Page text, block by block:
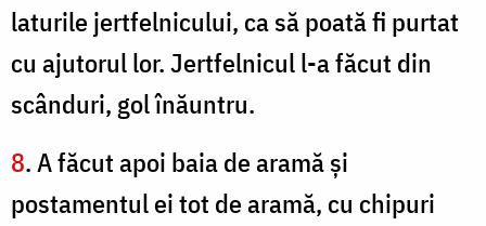
laturile jertfelnicului, ca să poată fi purtat
cu ajutorul lor. Jertfelnicul l-a făcut din
scânduri, gol înăuntru.
8. A făcut apoi baia de aramă şi
postamentul ei tot de aramă, cu chipuri